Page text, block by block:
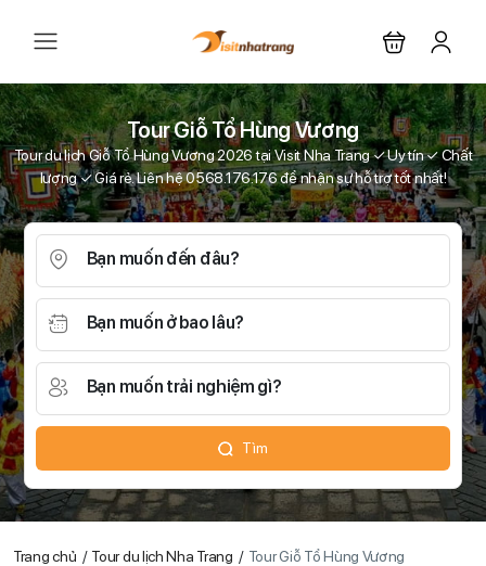
Tour Giỗ Tổ Hùng Vương
Tour du lịch Giỗ Tổ Hùng Vương 2026 tại Visit Nha Trang ✓ Uy tín ✓ Chất
lượng ✓ Giá rẻ. Liên hệ 0568.176.176 để nhận sự hỗ trợ tốt nhất!
Bạn muốn đến đâu?
Bạn muốn ở bao lâu?
Bạn muốn trải nghiệm gì?
Tìm
Trang chủ Tour du lịch Nha Trang Tour Giỗ Tổ Hùng Vương